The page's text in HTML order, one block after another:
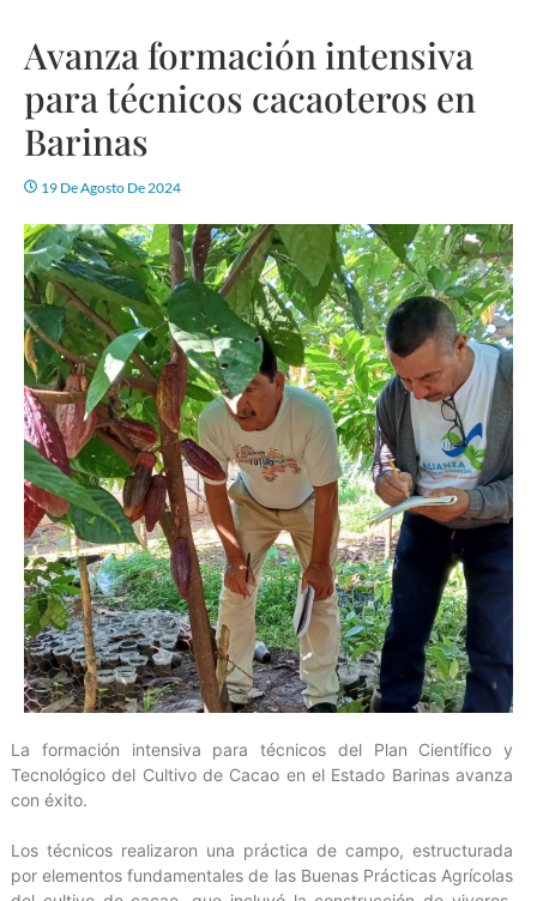
Avanza formación intensiva
para técnicos cacaoteros en
Barinas
19 De Agosto De 2024
La formación intensiva para técnicos del Plan Científico y
Tecnológico del Cultivo de Cacao en el Estado Barinas avanza
con éxito.
Los técnicos realizaron una práctica de campo, estructurada
por elementos fundamentales de las Buenas Prácticas Agrícolas